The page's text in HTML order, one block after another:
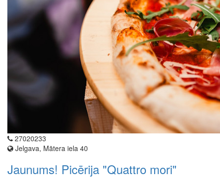
27020233
Jelgava, Mātera iela 40
Jaunums! Picērija "Quattro mori"